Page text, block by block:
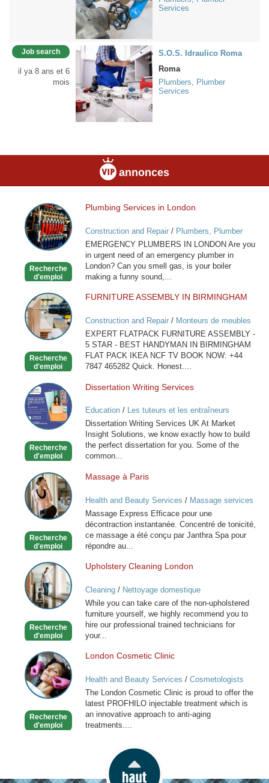
Services
Job search
il ya 8 ans et 6
mois
S.O.S. Idraulico Roma
Roma
Plumbers, Plumber
Services
annonces
Plumbing
Services
in
London
Recherche
d'emploi
Plumbing Services in London
Construction and Repair/ Plumbers, Plumber
Services
EMERGENCY PLUMBERS IN LONDON Are you
in urgent need of an emergency plumber in
London? Can you smell gas, is your boiler
making a funny sound,...
FURNITURE
ASSEMBLY
IN
BIRMINGHAM
Recherche
d'emploi
FURNITURE ASSEMBLY IN BIRMINGHAM
Construction and Repair/ Monteurs de meubles
EXPERT FLATPACK FURNITURE ASSEMBLY -
5 STAR - BEST HANDYMAN IN BIRMINGHAM
FLAT PACK IKEA NCF TV BOOK NOW: +44
7847 465282 Quick. Honest....
Dissertation
Writing
Services
Recherche
d'emploi
Dissertation Writing Services
Education/ Les tuteurs et les entraîneurs
Dissertation Writing Services UK At Market
Insight Solutions, we know exactly how to build
the perfect dissertation for you. Some of the
common...
Massage
à
Paris
Recherche
d'emploi
Massage à Paris
Health and Beauty Services / Massage services
at home
Massage Express Efficace pour une
décontraction instantanée. Concentré de tonicité,
ce massage a été conçu par Janthra Spa pour
répondre au...
Upholstery
Cleaning
London
Recherche
d'emploi
Upholstery Cleaning London
Cleaning/ Nettoyage domestique
While you can take care of the non-upholstered
furniture yourself, we highly recommend you to
hire our professional trained technicians for
your...
London
Cosmetic
Clinic
Recherche
d'emploi
London Cosmetic Clinic
Health and Beauty Services / Cosmetologists
The London Cosmetic Clinic is proud to offer the
latest PROFHILO injectable treatment which is
an innovative approach to anti-aging
treatments....